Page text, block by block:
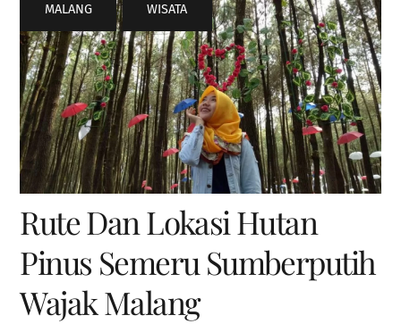
Rute Dan Lokasi Hutan
Pinus Semeru Sumberputih
Wajak Malang
MALANG , WISATA